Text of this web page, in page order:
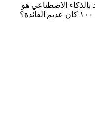
بالذكاء الاصطناعي هو